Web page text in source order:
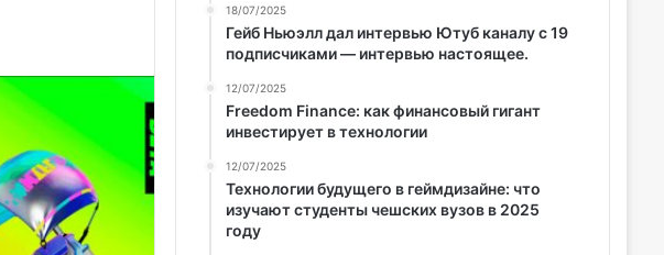
18/07/2025
Гейб Ньюэлл дал интервью Ютуб каналу с 19
подписчиками — интервью настоящее.
12/07/2025
Freedom Finance: как финансовый гигант
инвестирует в технологии
12/07/2025
Технологии будущего в геймдизайне: что
изучают студенты чешских вузов в 2025
году